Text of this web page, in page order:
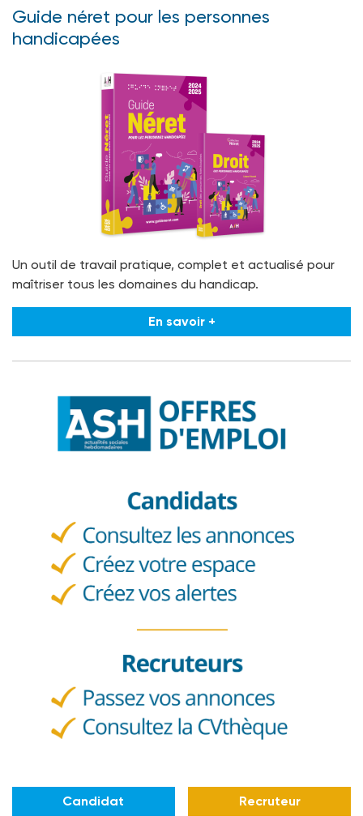
Guide néret pour les personnes
handicapées
Un outil de travail pratique, complet et actualisé pour
maîtriser tous les domaines du handicap.
En savoir +
Candidat Recruteur